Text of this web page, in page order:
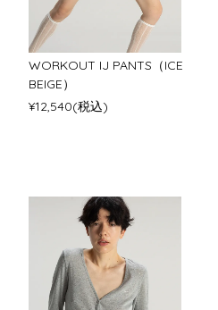
WORKOUT IJ PANTS（ICE
BEIGE）
¥12,540(税込)